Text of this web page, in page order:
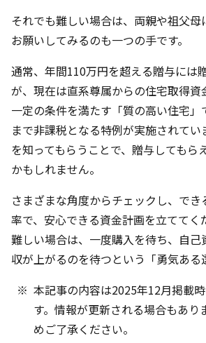
それでも難しい場合は、両親や祖父母
お願いしてみるのも一つの手です。
通常、年間110万円を超える贈与には
が、現在は直系尊属からの住宅取得資
一定の条件を満たす「質の高い住宅
まで非課税となる特例が実施されてい
を知ってもらうことで、贈与してもら
かもしれません。
さまざまな角度からチェックし、でき
率で、安心できる資金計画を立ててく
難しい場合は、一度購入を待ち、自己
収が上がるのを待つという「勇気ある
本記事の内容は2025年12月掲載
す。情報が更新される場合もあり
めご了承ください。